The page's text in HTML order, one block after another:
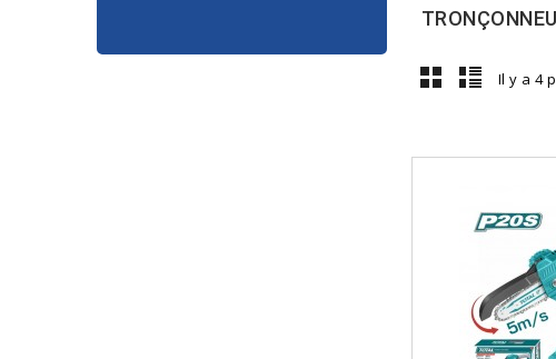
Il y a 4